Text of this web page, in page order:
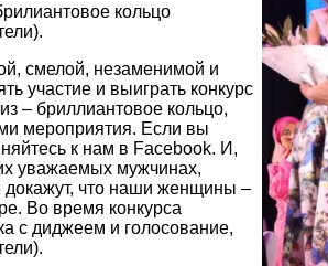
кольцо
смелой, незаменимой и
участие и выиграть конкурс
– бриллиантовое кольцо,
мероприятия. Если вы
к нам в Facebook. И,
уважаемых мужчинах,
докажут, что наши женщины –
Во время конкурса
с диджеем и голосование,